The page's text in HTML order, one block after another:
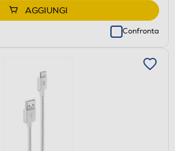
AGGIUNGI
Confronta